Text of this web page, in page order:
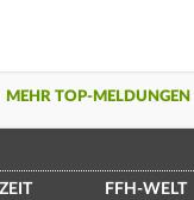
MEHR TOP-MELDUNGEN
FFH-WELT